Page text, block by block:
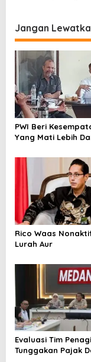
Jangan
PWI Beri
Yang Mati Lebih
Rico Waas
Lurah Aur
Evaluasi Tim
Tunggakan Pajak